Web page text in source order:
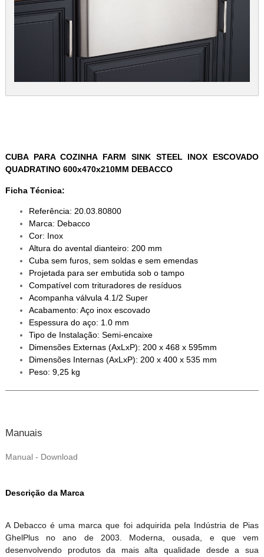
CUBA PARA COZINHA FARM SINK STEEL INOX ESCOVADO
QUADRATINO 600x470x210MM DEBACCO
Ficha Técnica:
Referência: 20.03.80800
Marca: Debacco
Cor: Inox
Altura do avental dianteiro: 200 mm
Cuba sem furos, sem soldas e sem emendas
Projetada para ser embutida sob o tampo
Compatível com trituradores de resíduos
Acompanha válvula 4.1/2 Super
Acabamento: Aço inox escovado
Espessura do aço: 1.0 mm
Tipo de Instalação: Semi-encaixe
Dimensões Externas (AxLxP): 200 x 468 x 595mm
Dimensões Internas (AxLxP): 200 x 400 x 535 mm
Peso: 9,25 kg
Manuais
Manual - Download
Descrição da Marca
A Debacco é uma marca que foi adquirida pela Indústria de Pias
GhelPlus no ano de 2003. Moderna, ousada, e que vem
desenvolvendo produtos da mais alta qualidade desde a sua